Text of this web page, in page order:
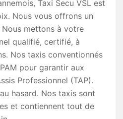
Taxi Secu VSL est
Nous vous offrons un
mettons à votre
qualifié, certifié, à
Nos taxis conventionnés
pour garantir aux
Professionnel (TAP).
hasard. Nos taxis sont
et contiennent tout de